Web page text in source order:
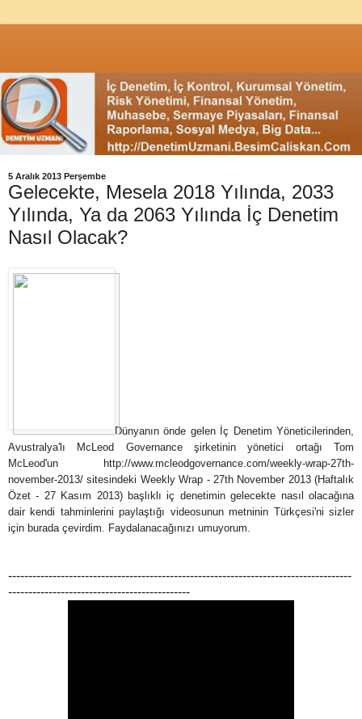
5 Aralık 2013 Perşembe
Gelecekte, Mesela 2018 Yılında, 2033
Yılında, Ya da 2063 Yılında İç Denetim
Nasıl Olacak?
Dünyanın önde gelen İç Denetim Yöneticilerinden,
Avustralya'lı McLeod Governance şirketinin yönetici ortağı Tom
McLeod'un http://www.mcleodgovernance.com/weekly-wrap-27th-
november-2013/ sitesindeki Weekly Wrap - 27th November 2013 (Haftalık
Özet - 27 Kasım 2013) başlıklı iç denetimin gelecekte nasıl olacağına
dair kendi tahminlerini paylaştığı videosunun metninin Türkçesi'ni sizler
için burada çevirdim. Faydalanacağınızı umuyorum.
-------------------------------------------------------------------------------------
---------------------------------------------